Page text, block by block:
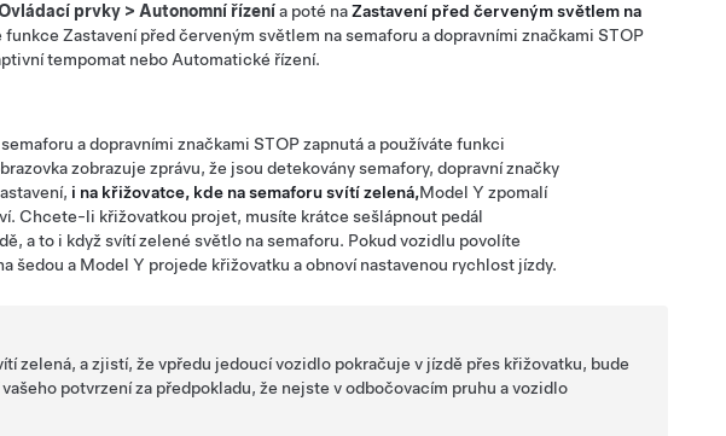
prvky > Autonomní řízenía poté naZastavení před červeným světlem na
funkce Zastavení před červeným světlem na semaforu a dopravními značkami STOP
tempomat nebo Automatické řízení.
a dopravními značkami STOPzapnutá a používáte funkci
zobrazuje zprávu, že jsou detekovány semafory, dopravní značky
i na křižovatce, kde na semaforu svítí zelená,Model Y zpomalí
Chcete-li křižovatkou projet, musíte krátce sešlápnout pedál
a to i když svítí zelené světlo na semaforu. Pokud vozidlu povolíte
šedou a Model Y projede křižovatku a obnoví nastavenou rychlost jízdy.
zelená, a zjistí, že vpředu jedoucí vozidlo pokračuje v jízdě přes křižovatku, bude
potvrzení za předpokladu, že nejste v odbočovacím pruhu a vozidlo